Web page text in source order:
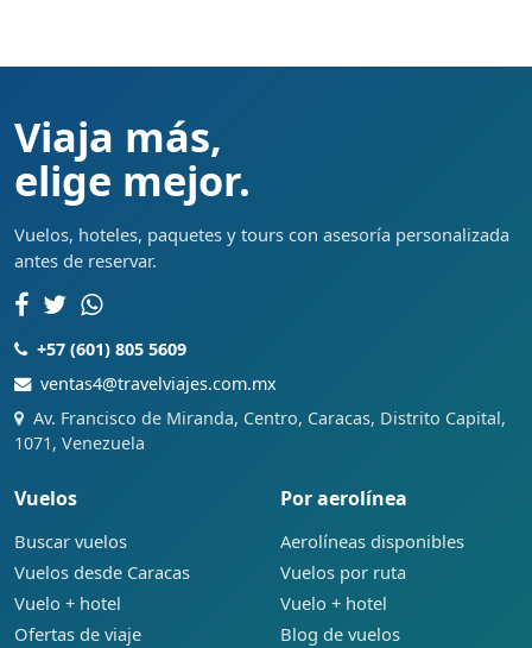
Viaja más,
elige mejor.
Vuelos, hoteles, paquetes y tours con asesoría personalizada
antes de reservar.
+57 (601) 805 5609
ventas4@travelviajes.com.mx
Av. Francisco de Miranda, Centro, Caracas, Distrito Capital,
1071, Venezuela
Vuelos
Buscar vuelos
Vuelos desde Caracas
Vuelo + hotel
Ofertas de viaje
Por aerolínea
Aerolíneas disponibles
Vuelos por ruta
Vuelo + hotel
Blog de vuelos